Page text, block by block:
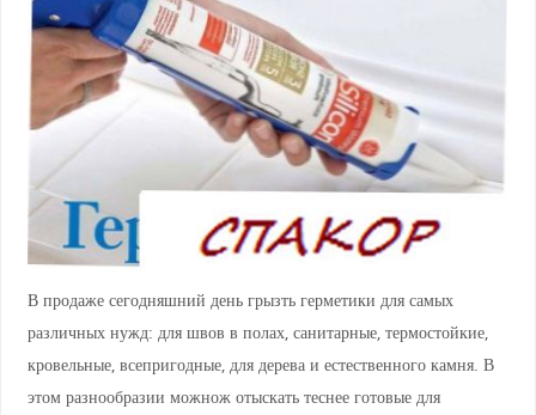
В продаже сегодняшний день грызть герметики для самых
различных нужд: для швов в полах, санитарные, термостойкие,
кровельные, всепригодные, для дерева и естественного камня. В
этом разнообразии можнож отыскать теснее готовые для